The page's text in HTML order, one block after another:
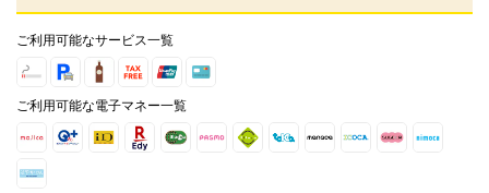
ご利用可能なサービス一覧
ご利用可能な電子マネー一覧